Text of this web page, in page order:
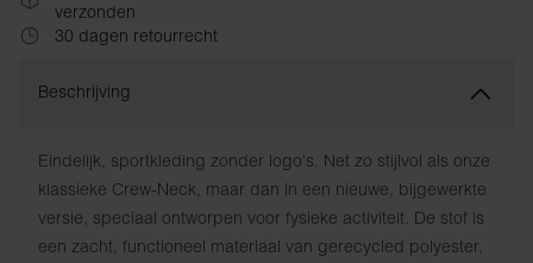
verzonden
30 dagen retourrecht
Beschrijving
Eindelijk, sportkleding zonder logo's. Net zo stijlvol als onze
klassieke Crew-Neck, maar dan in een nieuwe, bijgewerkte
versie, speciaal ontworpen voor fysieke activiteit. De stof is
een zacht, functioneel materiaal van gerecycled polyester,